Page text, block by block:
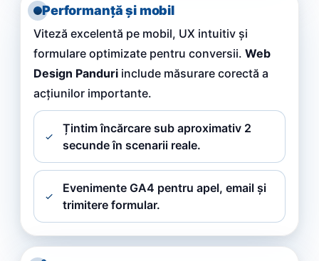
Performanță și mobil
Viteză excelentă pe mobil, UX intuitiv și
formulare optimizate pentru conversii. Web
Design Panduri include măsurare corectă a
acțiunilor importante.
Țintim încărcare sub aproximativ 2
secunde în scenarii reale.
Evenimente GA4 pentru apel, email și
trimitere formular.